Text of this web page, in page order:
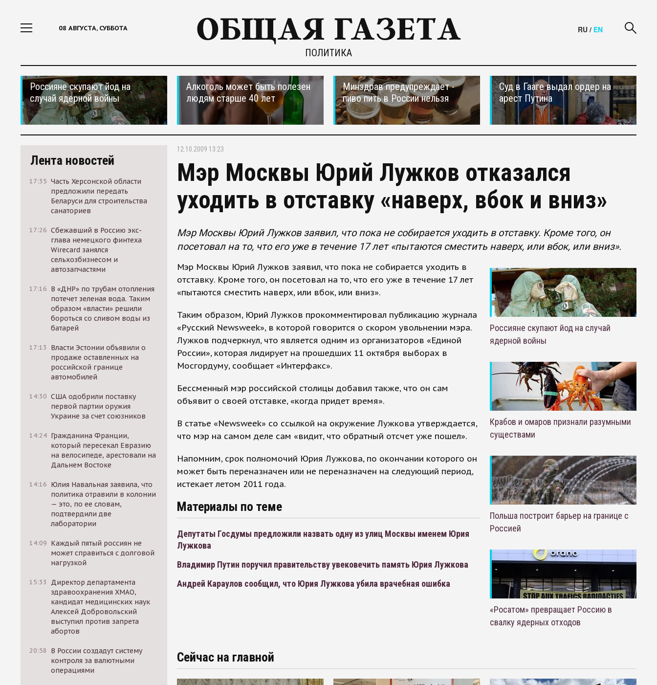
08 АВГУСТА, СУББОТА
ПОЛИТИКА
RU / EN
Россияне скупают йод на
случай ядерной войны
Алкоголь может быть полезен
людям старше 40 лет
Минздрав предупреждает -
пиво пить в России нельзя
Суд в Гааге выдал ордер на
арест Путина
Лента новостей
17:35 Часть Херсонской области
предложили передать
Беларуси для строительства
санаториев
17:26 Сбежавший в Россию экс-
глава немецкого финтеха
Wirecard занялся
сельхозбизнесом и
автозапчастями
17:16 В «ДНР» по трубам отопления
потечет зеленая вода. Таким
образом «власти» решили
бороться со сливом воды из
батарей
17:13
Власти Эстонии объявили о
продаже оставленных на
российской границе
автомобилей
14:30 США одобрили поставку
первой партии оружия
Украине за счет союзников
14:24 Гражданина Франции,
который пересекал Евразию
на велосипеде, арестовали на
Дальнем Востоке
14:16 Юлия Навальная заявила, что
политика отравили в колонии
— это, по ее словам,
подтвердили две
лаборатории
14:09 Каждый пятый россиян не
может справиться с долговой
нагрузкой
15:33
Директор департамента
здравоохранения ХМАО,
кандидат медицинских наук
Алексей Добровольский
выступил против запрета
абортов
20:58
В России создадут систему
контроля за валютными
операциями
12.10.2009 13:23
Мэр Москвы Юрий Лужков отказался
уходить в отставку «наверх, вбок и вниз»
Мэр Москвы Юрий Лужков заявил, что пока не собирается уходить в отставку. Кроме того, он
посетовал на то, что его уже в течение 17 лет «пытаются сместить наверх, или вбок, или вниз».
Мэр Москвы Юрий Лужков заявил, что пока не собирается уходить в
отставку. Кроме того, он посетовал на то, что его уже в течение 17 лет
«пытаются сместить наверх, или вбок, или вниз».
Таким образом, Юрий Лужков прокомментировал публикацию журнала
«Русский Newsweek», в которой говорится о скором увольнении мэра.
Лужков подчеркнул, что является одним из организаторов «Единой
России», которая лидирует на прошедших 11 октября выборах в
Мосгордуму, сообщает «Интерфакс».
Бессменный мэр российской столицы добавил также, что он сам
объявит о своей отставке, «когда придет время».
В статье «Newsweek» со ссылкой на окружение Лужкова утверждается,
что мэр на самом деле сам «видит, что обратный отсчет уже пошел».
Напомним, срок полномочий Юрия Лужкова, по окончании которого он
может быть переназначен или не переназначен на следующий период,
истекает летом 2011 года.
Материалы по теме
Депутаты Госдумы предложили назвать одну из улиц Москвы именем Юрия
Лужкова
Владимир Путин поручил правительству увековечить память Юрия Лужкова
Андрей Караулов сообщил, что Юрия Лужкова убила врачебная ошибка
Россияне скупают йод на случай
ядерной войны
Крабов и омаров признали разумными
существами
Польша построит барьер на границе с
Россией
«Росатом» превращает Россию в
свалку ядерных отходов
Сейчас на главной